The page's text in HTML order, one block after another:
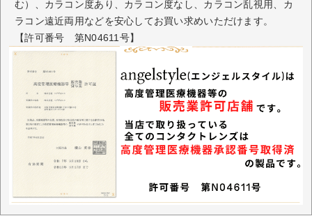
む）、カラコン度あり、カラコン度なし、カラコン乱視用、カ
ラコン遠近両用などを安心してお買い求めいただけます。
【許可番号 第N04611号】